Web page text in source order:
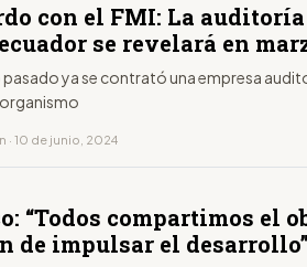
con el FMI: La auditoría
se revelará en
pasado ya se contrató una empresa
· 10 de junio, 2024
“Todos compartimos el
de impulsar el desarrollo”